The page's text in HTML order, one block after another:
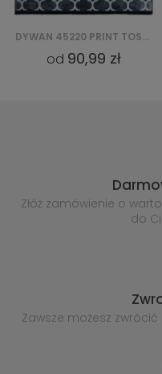
DYWAN 44201 PRINT TOSCANA
od 90,99 zł
Złóż zamówienie o
do
Zawsze możesz